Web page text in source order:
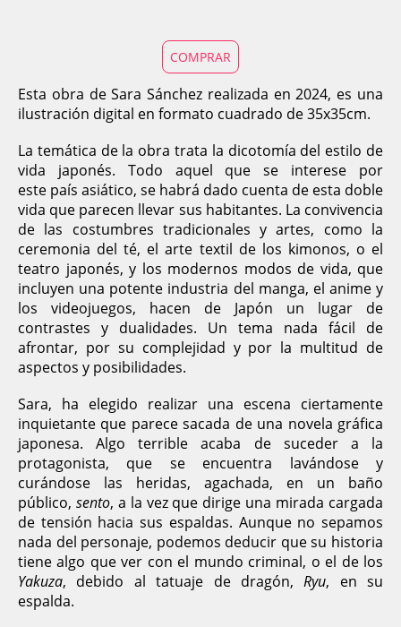
COMPRAR
Esta obra de Sara Sánchez realizada en 2024, es una
ilustración digital en formato cuadrado de 35x35cm.
La temática de la obra trata la dicotomía del estilo de
vida japonés. Todo aquel que se interese por
este país asiático, se habrá dado cuenta de esta doble
vida que parecen llevar sus habitantes. La convivencia
de las costumbres tradicionales y artes, como la
ceremonia del té, el arte textil de los kimonos, o el
teatro japonés, y los modernos modos de vida, que
incluyen una potente industria del manga, el anime y
los videojuegos, hacen de Japón un lugar de
contrastes y dualidades. Un tema nada fácil de
afrontar, por su complejidad y por la multitud de
aspectos y posibilidades.
Sara, ha elegido realizar una escena ciertamente
inquietante que parece sacada de una novela gráfica
japonesa. Algo terrible acaba de suceder a la
protagonista, que se encuentra lavándose y
curándose las heridas, agachada, en un baño
público, sento, a la vez que dirige una mirada cargada
de tensión hacia sus espaldas. Aunque no sepamos
nada del personaje, podemos deducir que su historia
tiene algo que ver con el mundo criminal, o el de los
Yakuza, debido al tatuaje de dragón,Ryu, en su
espalda.